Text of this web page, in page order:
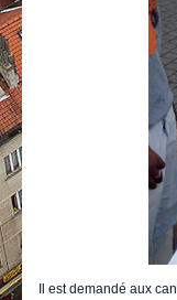
Il est demandé aux